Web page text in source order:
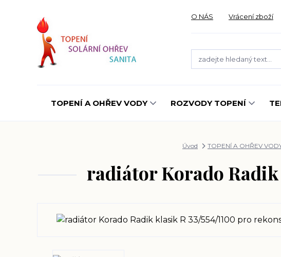
O NÁS Vrácení zboží
TOPENÍ A OHŘEV VODY ROZVODY TOPENÍ
Úvod TOPENÍ A OHŘEV
radiátor Korado